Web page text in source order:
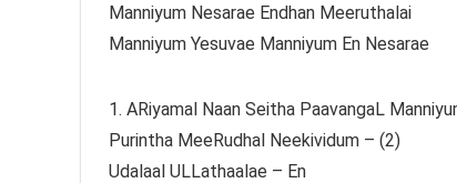
Manniyum Nesarae Endhan Meeruthalai
Manniyum Yesuvae Manniyum En Nesarae
1. ARiyamal Naan Seitha PaavangaL
Purintha MeeRudhal Neekividum – (2)
Udalaal ULLathaalae – En